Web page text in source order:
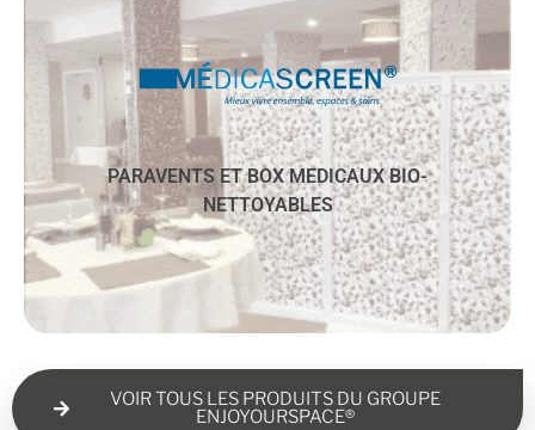
PARAVENTS ET BOX MEDICAUX BIO-
NETTOYABLES
Respectez l’intimité des patients en équipant
vos espaces de soins de solutions innovantes
hygiéniques et personnalisables.
Découvrez cette activité
VOIR TOUS LES PRODUITS DU GROUPE
ENJOYOURSPACE®